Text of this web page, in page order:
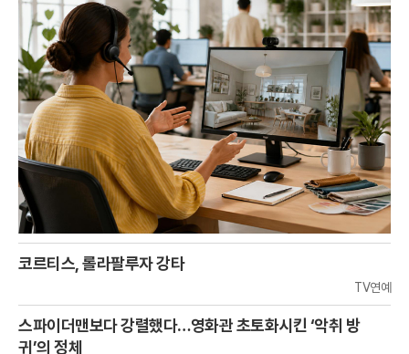
코르티스, 롤라팔루자 강타
TV연예
스파이더맨보다 강렬했다…영화관 초토화시킨 ‘악취 방
귀’의 정체